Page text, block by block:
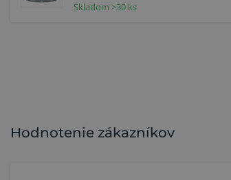
Skladom >30 ks
Hodnotenie zákazníkov